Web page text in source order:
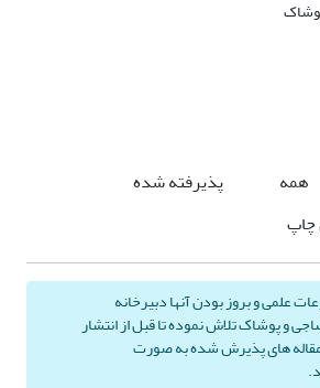
همه
پذیرفته شده
چاپ
علمی و بروز بودن آنها دبیرخانه
و پوشاک تلاش نموده تا قبل از انتشار
های پذیرش شده به صورت